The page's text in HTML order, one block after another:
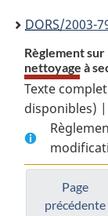
DORS/2003-
Règlement
nettoyage à
Texte
disponibles)
Page
précédente